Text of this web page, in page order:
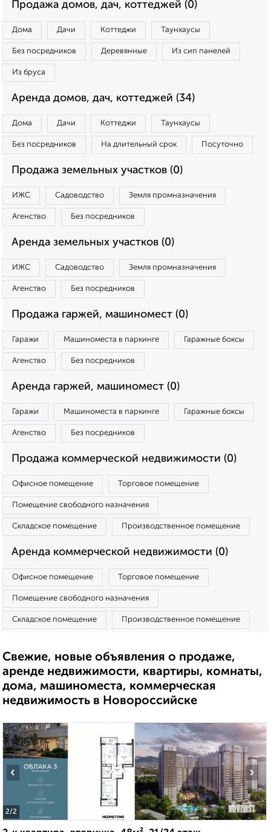
Продажа домов, дач, коттеджей (0)
Дома Дачи Коттеджи Таунхаусы
Без посредников Деревянные Из сип панелей
Из бруса
Аренда домов, дач, коттеджей (34)
Дома Дачи Коттеджи Таунхаусы
Без посредников На длительный срок Посуточно
Продажа земельных участков (0)
ИЖС Садоводство Земля промназначения
Агенство Без посредников
Аренда земельных участков (0)
ИЖС Садоводство Земля промназначения
Агенство Без посредников
Продажа гаржей, машиномест (0)
Гаражи Машиноместа в паркинге Гаражные боксы
Агенство Без посредников
Аренда гаржей, машиномест (0)
Гаражи Машиноместа в паркинге Гаражные боксы
Агенство Без посредников
Продажа коммерческой недвижимости (0)
Офисное помещение Торговое помещение
Помещение свободного назначения
Складское помещение Производственное помещение
Аренда коммерческой недвижимости (0)
Офисное помещение Торговое помещение
Помещение свободного назначения
Складское помещение Производственное помещение
Свежие, новые объявления о продаже,
аренде недвижимости, квартиры, комнаты,
дома, машиноместа, коммерческая
недвижимость в Новороссийске
2/2
‹ ›